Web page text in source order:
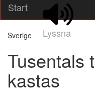
Start
Lyssna
Sverige
Tusentals
kastas